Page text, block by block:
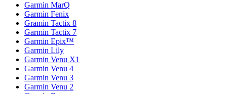
Garmin MarQ
Garmin Fenix
Gramin Tactix 8
Garmin Tactix 7
Garmin Epix™
Garmin Lily
Garmin Venu X1
Garmin Venu 4
Garmin Venu 3
Garmin Venu 2